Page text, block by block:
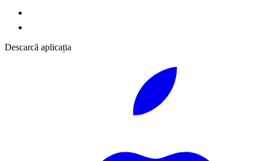
Descarcă aplicația